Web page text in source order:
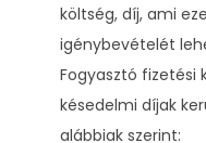
költség, díj, ami
igénybevételét
Fogyasztó fizetési
késedelmi díjak
alábbiak szerint: